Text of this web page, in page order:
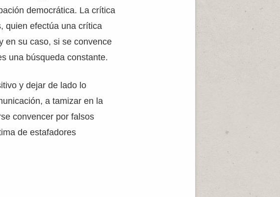
democrática. La crítica
quien efectúa una crítica
en su caso, si se convence
una búsqueda constante.
y dejar de lado lo
a tamizar en la
convencer por falsos
de estafadores